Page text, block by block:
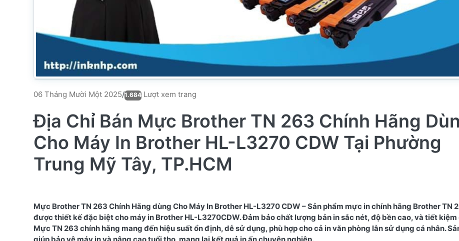
06 Tháng Mười Một 2025/1.684 Lượt xem trang
Địa Chỉ Bán Mực Brother TN 263 Chính Hãng
Cho Máy In Brother HL-L3270 CDW Tại Phường
Trung Mỹ Tây, TP.HCM
Mực Brother TN 263 Chính Hãng dùng Cho Máy In Brother HL-L3270 CDW – Sản phẩm mực in chính hãng Brother TN
được thiết kế đặc biệt cho máy in Brother HL-L3270CDW. Đảm bảo chất lượng bản in sắc nét, độ bền cao, và tiết kiệm
Mực TN 263 chính hãng mang đến hiệu suất ổn định, dễ sử dụng, phù hợp cho cả in văn phòng lẫn sử dụng cá nhân.